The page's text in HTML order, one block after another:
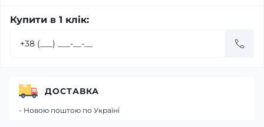
Купити в 1 клік:
ДОСТАВКА
- Новою поштою по Україні